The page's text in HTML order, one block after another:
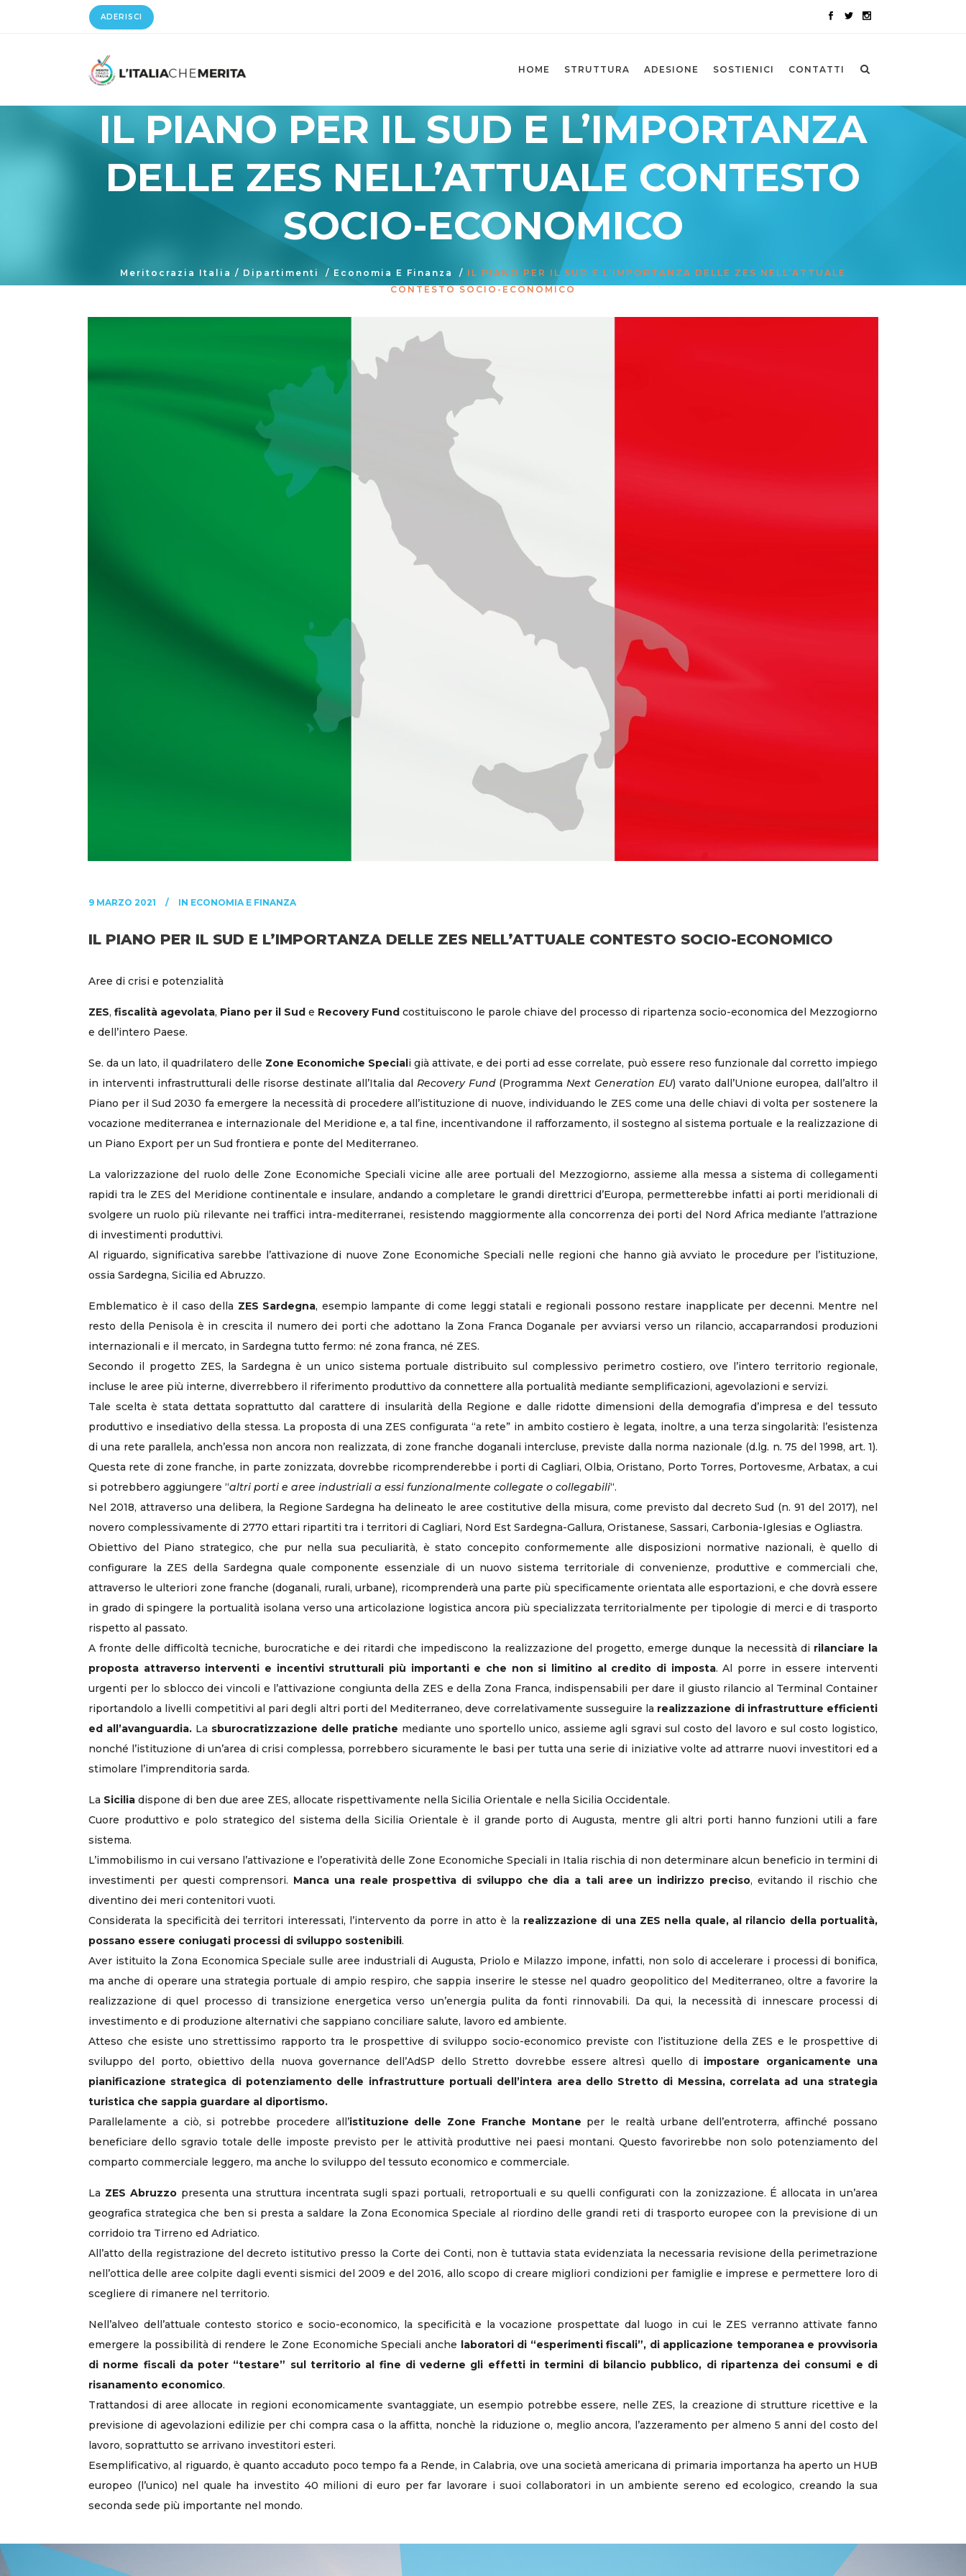
ADERISCI
HOME STRUTTURA ADESIONE SOSTIENICI CONTATTI
IL PIANO PER IL SUD E L’IMPORTANZA
DELLE ZES NELL’ATTUALE CONTESTO
SOCIO-ECONOMICO
Meritocrazia Italia / Dipartimenti / Economia E Finanza / IL PIANO PER IL SUD E L’IMPORTANZA DELLE ZES NELL’ATTUALE
CONTESTO SOCIO-ECONOMICO
9 MARZO 2021 IN ECONOMIA E FINANZA
IL PIANO PER IL SUD E L’IMPORTANZA DELLE ZES NELL’ATTUALE CONTESTO SOCIO-ECONOMICO
Aree di crisi e potenzialità
ZES, fiscalità agevolata, Piano per il Sud e Recovery Fund costituiscono le parole chiave del processo di ripartenza socio-economica del Mezzogiorno
e dell’intero Paese.
Se. da un lato, il quadrilatero delle Zone Economiche Speciali già attivate, e dei porti ad esse correlate, può essere reso funzionale dal corretto impiego
in interventi infrastrutturali delle risorse destinate all’Italia dal Recovery Fund(ProgrammaNext Generation EU) varato dall’Unione europea, dall’altro il
Piano per il Sud 2030 fa emergere la necessità di procedere all’istituzione di nuove, individuando le ZES come una delle chiavi di volta per sostenere la
vocazione mediterranea e internazionale del Meridione e, a tal fine, incentivandone il rafforzamento, il sostegno al sistema portuale e la realizzazione di
un Piano Export per un Sud frontiera e ponte del Mediterraneo.
La valorizzazione del ruolo delle Zone Economiche Speciali vicine alle aree portuali del Mezzogiorno, assieme alla messa a sistema di collegamenti
rapidi tra le ZES del Meridione continentale e insulare, andando a completare le grandi direttrici d’Europa, permetterebbe infatti ai porti meridionali di
svolgere un ruolo più rilevante nei traffici intra-mediterranei, resistendo maggiormente alla concorrenza dei porti del Nord Africa mediante l’attrazione
di investimenti produttivi.
Al riguardo, significativa sarebbe l’attivazione di nuove Zone Economiche Speciali nelle regioni che hanno già avviato le procedure per l’istituzione,
ossia Sardegna, Sicilia ed Abruzzo.
Emblematico è il caso della ZES Sardegna, esempio lampante di come leggi statali e regionali possono restare inapplicate per decenni. Mentre nel
resto della Penisola è in crescita il numero dei porti che adottano la Zona Franca Doganale per avviarsi verso un rilancio, accaparrandosi produzioni
internazionali e il mercato, in Sardegna tutto fermo: né zona franca, né ZES.
Secondo il progetto ZES, la Sardegna è un unico sistema portuale distribuito sul complessivo perimetro costiero, ove l’intero territorio regionale,
incluse le aree più interne, diverrebbero il riferimento produttivo da connettere alla portualità mediante semplificazioni, agevolazioni e servizi.
Tale scelta è stata dettata soprattutto dal carattere di insularità della Regione e dalle ridotte dimensioni della demografia d’impresa e del tessuto
produttivo e insediativo della stessa. La proposta di una ZES configurata “a rete” in ambito costiero è legata, inoltre, a una terza singolarità: l’esistenza
di una rete parallela, anch’essa non ancora non realizzata, di zone franche doganali intercluse, previste dalla norma nazionale (d.lg. n. 75 del 1998, art. 1).
Questa rete di zone franche, in parte zonizzata, dovrebbe ricomprenderebbe i porti di Cagliari, Olbia, Oristano, Porto Torres, Portovesme, Arbatax, a cui
si potrebbero aggiungere “altri porti e aree industriali a essi funzionalmente collegate o collegabili“.
Nel 2018, attraverso una delibera, la Regione Sardegna ha delineato le aree costitutive della misura, come previsto dal decreto Sud (n. 91 del 2017), nel
novero complessivamente di 2770 ettari ripartiti tra i territori di Cagliari, Nord Est Sardegna-Gallura, Oristanese, Sassari, Carbonia-Iglesias e Ogliastra.
Obiettivo del Piano strategico, che pur nella sua peculiarità, è stato concepito conformemente alle disposizioni normative nazionali, è quello di
configurare la ZES della Sardegna quale componente essenziale di un nuovo sistema territoriale di convenienze, produttive e commerciali che,
attraverso le ulteriori zone franche (doganali, rurali, urbane), ricomprenderà una parte più specificamente orientata alle esportazioni, e che dovrà essere
in grado di spingere la portualità isolana verso una articolazione logistica ancora più specializzata territorialmente per tipologie di merci e di trasporto
rispetto al passato.
A fronte delle difficoltà tecniche, burocratiche e dei ritardi che impediscono la realizzazione del progetto, emerge dunque la necessità di rilanciare la
proposta attraverso interventi e incentivi strutturali più importanti e che non si limitino al credito di imposta. Al porre in essere interventi
urgenti per lo sblocco dei vincoli e l’attivazione congiunta della ZES e della Zona Franca, indispensabili per dare il giusto rilancio al Terminal Container
riportandolo a livelli competitivi al pari degli altri porti del Mediterraneo, deve correlativamente susseguire la realizzazione di infrastrutture efficienti
ed all’avanguardia.La sburocratizzazione delle pratiche mediante uno sportello unico, assieme agli sgravi sul costo del lavoro e sul costo logistico,
nonché l’istituzione di un’area di crisi complessa, porrebbero sicuramente le basi per tutta una serie di iniziative volte ad attrarre nuovi investitori ed a
stimolare l’imprenditoria sarda.
La Sicilia dispone di ben due aree ZES, allocate rispettivamente nella Sicilia Orientale e nella Sicilia Occidentale.
Cuore produttivo e polo strategico del sistema della Sicilia Orientale è il grande porto di Augusta, mentre gli altri porti hanno funzioni utili a fare
sistema.
L’immobilismo in cui versano l’attivazione e l’operatività delle Zone Economiche Speciali in Italia rischia di non determinare alcun beneficio in termini di
investimenti per questi comprensori. Manca una reale prospettiva di sviluppo che dia a tali aree un indirizzo preciso, evitando il rischio che
diventino dei meri contenitori vuoti.
Considerata la specificità dei territori interessati, l’intervento da porre in atto è la realizzazione di una ZES nella quale, al rilancio della portualità,
possano essere coniugati processi di sviluppo sostenibili.
Aver istituito la Zona Economica Speciale sulle aree industriali di Augusta, Priolo e Milazzo impone, infatti, non solo di accelerare i processi di bonifica,
ma anche di operare una strategia portuale di ampio respiro, che sappia inserire le stesse nel quadro geopolitico del Mediterraneo, oltre a favorire la
realizzazione di quel processo di transizione energetica verso un’energia pulita da fonti rinnovabili. Da qui, la necessità di innescare processi di
investimento e di produzione alternativi che sappiano conciliare salute, lavoro ed ambiente.
Atteso che esiste uno strettissimo rapporto tra le prospettive di sviluppo socio-economico previste con l’istituzione della ZES e le prospettive di
sviluppo del porto, obiettivo della nuova governance dell’AdSP dello Stretto dovrebbe essere altresì quello di impostare organicamente una
pianificazione strategica di potenziamento delle infrastrutture portuali dell’intera area dello Stretto di Messina, correlata ad una strategia
turistica che sappia guardare al diportismo.
Parallelamente a ciò, si potrebbe procedere all’istituzione delle Zone Franche Montane per le realtà urbane dell’entroterra, affinché possano
beneficiare dello sgravio totale delle imposte previsto per le attività produttive nei paesi montani. Questo favorirebbe non solo potenziamento del
comparto commerciale leggero, ma anche lo sviluppo del tessuto economico e commerciale.
La ZES Abruzzopresenta una struttura incentrata sugli spazi portuali, retroportuali e su quelli configurati con la zonizzazione. É allocata in un’area
geografica strategica che ben si presta a saldare la Zona Economica Speciale al riordino delle grandi reti di trasporto europee con la previsione di un
corridoio tra Tirreno ed Adriatico.
All’atto della registrazione del decreto istitutivo presso la Corte dei Conti, non è tuttavia stata evidenziata la necessaria revisione della perimetrazione
nell’ottica delle aree colpite dagli eventi sismici del 2009 e del 2016, allo scopo di creare migliori condizioni per famiglie e imprese e permettere loro di
scegliere di rimanere nel territorio.
Nell’alveo dell’attuale contesto storico e socio-economico, la specificità e la vocazione prospettate dal luogo in cui le ZES verranno attivate fanno
emergere la possibilità di rendere le Zone Economiche Speciali anche laboratori di “esperimenti fiscali”, di applicazione temporanea e provvisoria
di norme fiscali da poter “testare” sul territorio al fine di vederne gli effetti in termini di bilancio pubblico, di ripartenza dei consumi e di
risanamento economico.
Trattandosi di aree allocate in regioni economicamente svantaggiate, un esempio potrebbe essere, nelle ZES, la creazione di strutture ricettive e la
previsione di agevolazioni edilizie per chi compra casa o la affitta, nonchè la riduzione o, meglio ancora, l’azzeramento per almeno 5 anni del costo del
lavoro, soprattutto se arrivano investitori esteri.
Esemplificativo, al riguardo, è quanto accaduto poco tempo fa a Rende, in Calabria, ove una società americana di primaria importanza ha aperto un HUB
europeo (l’unico) nel quale ha investito 40 milioni di euro per far lavorare i suoi collaboratori in un ambiente sereno ed ecologico, creando la sua
seconda sede più importante nel mondo.